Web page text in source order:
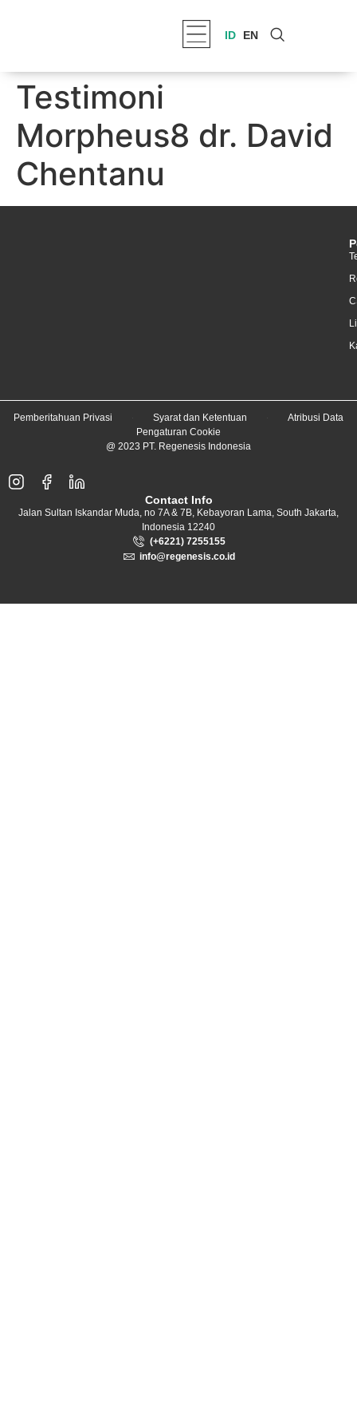
ID EN
Testimoni
Morpheus8 dr. David
Chentanu
Pemberitahuan Privasi Syarat dan Ketentuan
Atribusi Data
Pengaturan Cookie
@ 2023 PT. Regenesis Indonesia
Contact Info
Jalan Sultan Iskandar Muda, no 7A & 7B, Kebayoran Lama, South Jakarta,
Indonesia 12240
(+6221) 7255155
info@regenesis.co.id